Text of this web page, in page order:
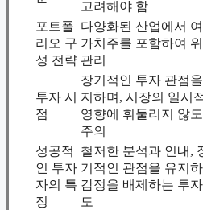
고려해야 함
포트폴
리오 구
성 전략
다양화된 산업에서
가치주를 포함하여
관리
투자 시
점
장기적인 투자 관점
지하며, 시장의 일시
영향에 휘둘리지 않
주의
성공적
인 투자
자의 특
징
철저한 분석과 인내,
기적인 관점을 유지
감정을 배제하는 투
도